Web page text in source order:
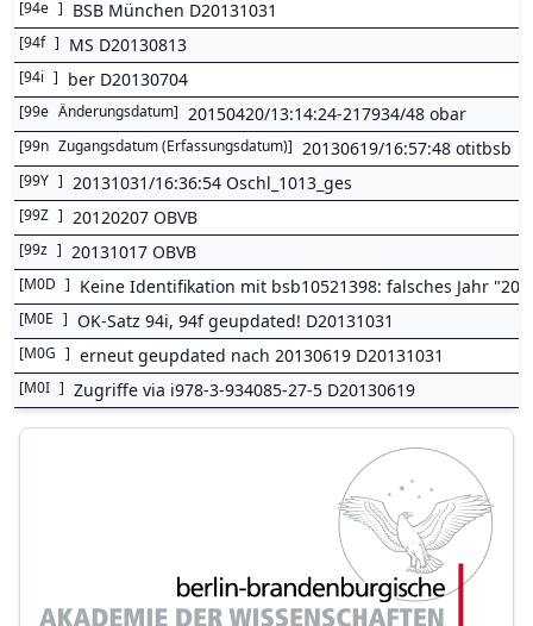
[94e ] BSB München D20131031
[94f ] MS D20130813
[94i ] ber D20130704
[99e Änderungsdatum] 20150420/13:14:24-217934/48 obar
[99n Zugangsdatum (Erfassungsdatum)] 20130619/16:57:48 otitbsb
[99Y ] 20131031/16:36:54 Oschl_1013_ges
[99Z ] 20120207 OBVB
[99z ] 20131017 OBVB
[M0D ] Keine Identifikation mit bsb10521398: falsches Jahr
[M0E ] OK-Satz 94i, 94f geupdated! D20131031
[M0G ] erneut geupdated nach 20130619 D20131031
[M0I ] Zugriffe via i978-3-934085-27-5 D20130619